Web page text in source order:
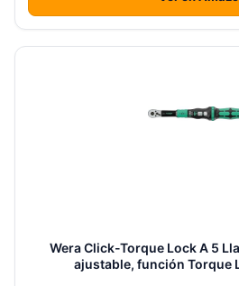
Wera Click-Torque Lock A 5
ajustable, función Torque